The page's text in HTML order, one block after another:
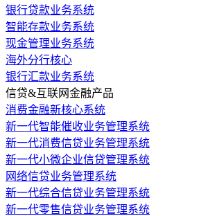
银行贷款业务系统
智能存款业务系统
现金管理业务系统
海外分行核心
银行汇款业务系统
信贷&互联网金融产品
消费金融新核心系统
新一代智能催收业务管理系统
新一代消费信贷业务管理系统
新一代小微企业信贷管理系统
网络信贷业务管理系统
新一代综合信贷业务管理系统
新一代零售信贷业务管理系统